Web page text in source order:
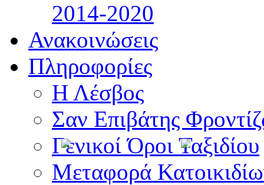
2014-2020
Ανακοινώσεις
Πληροφορίες
Η Λέσβος
Σαν Επιβάτης
Γενικοί Όροι Ταξιδίου
Μεταφορά